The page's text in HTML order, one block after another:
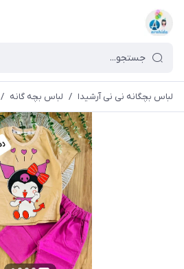
لباس بچگانه نی نی آرشیدا / لباس بچه گانه /